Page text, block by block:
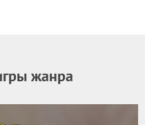
жанра